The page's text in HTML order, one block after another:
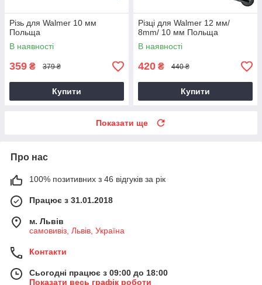
Різь для Walmer 10 мм
Польща
В наявності
359 ₴ 379 ₴
Купити
Різці для Walmer 12 мм/
8mm/ 10 мм Польща
В наявності
420 ₴ 440 ₴
Купити
Показати ще
Про нас
100% позитивних з 46 відгуків за рік
Працює з 31.01.2018
м. Львів
самовивіз, Львів, Україна
Контакти
Сьогодні працює з 09:00 до 18:00
Показати весь графік роботи